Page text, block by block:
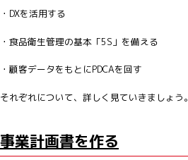
・DXを活用する
・食品衛生管理の基本「5S」を備える
・顧客データをもとにPDCAを回す
それぞれについて、詳しく見ていきましょう。
事業計画書を作る